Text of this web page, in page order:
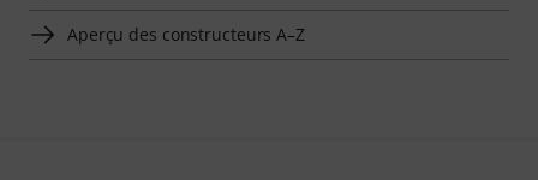
Aperçu des constructeurs A–Z